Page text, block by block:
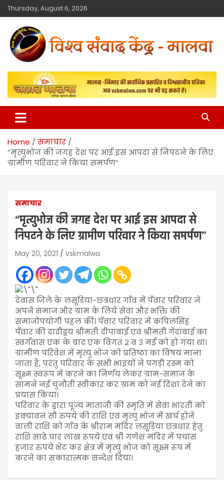
Thursday, August 6, 2026
विश्व संवाद केंद्र
मालवा
Home
समाचार
“मृत्युभोज की जगह देश पर आई इस आपदा से निपटने के लिए
ग्रामीण परिवार ने किया समर्पण”
समाचार
“मृत्युभोज की जगह देश पर आई इस आपदा से
निपटने के लिए ग्रामीण परिवार ने किया समर्पण”
May 20, 2021 vskmalwa
देवास जिले के लसूडिया-छत्रधार गाँव में पँवार परिवार ने
अपने समाज और ग्राम के लिये सेवा और भक्ति की
समाजोपयोगी पहल की। पँवार परिवार में कपिलसिंह
पँवार की दादीद्वय श्रीमती दीपाबाई एवं श्रीमती गेंदाबाई का
स्वर्गवास एक के बाद एक विगत २ व ३ मई को हो गया था।
ग्रामीण परिवेश में मृत्यु भोज को प्रतिष्ठा का विषय माना
जाता है, परंतु परिवार के सभी भाइयों ने पगड़ी रस्म को
सूक्ष्म स्वरूप में करने का निर्णय लेकर ग्राम-समाज के
सामने नई चुनौती स्वीकार कर ग्राम को नई दिशा देने का
प्रयास किया।
परिवार के द्वारा पूज्य माताजी की स्मृति में सेवा भारती को
इक्यावन सौ रुपये की राशि एवं मृत्यु भोज में खर्च होने
वाली राशि को गाँव के श्रीराम मंदिर लसूड़िया छत्रधार हेतु
राशि साढे चार लाख रूपये एवं श्री गणेश मंदिर में पचास
हजार रुपये भेंट कर क्षेत्र में मृत्यु भोज को सूक्ष्म रूप में
करने का सकारात्मक सन्देश दिया।